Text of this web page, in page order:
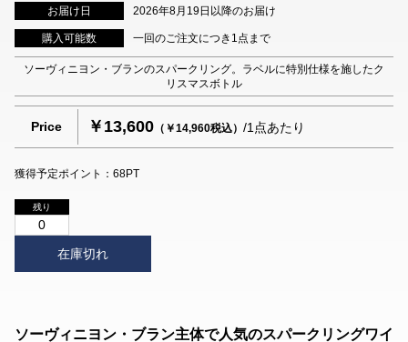
お届け日 2026年8月19日以降のお届け
購入可能数 一回のご注文につき1点まで
ソーヴィニヨン・ブランのスパークリング。ラベルに特別仕様を施したク
リスマスボトル
Price ￥13,600 （￥14,960税込） /1点あたり
獲得予定ポイント：68PT
残り
0
在庫切れ
ソーヴィニヨン・ブラン主体で人気のスパークリングワイ